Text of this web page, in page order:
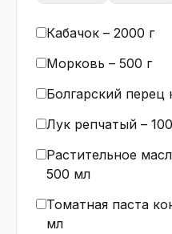
Кабачок – 2000 г
Морковь – 500 г
Болгарский перец
Лук репчатый –
Растительное
500 мл
Томатная паста
мл